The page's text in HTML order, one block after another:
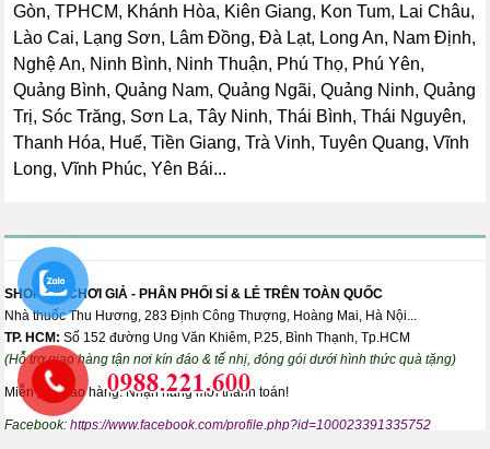
Gòn, TPHCM, Khánh Hòa, Kiên Giang, Kon Tum, Lai Châu,
Lào Cai, Lạng Sơn, Lâm Đồng, Đà Lạt, Long An, Nam Định,
Nghệ An, Ninh Bình, Ninh Thuận, Phú Thọ, Phú Yên,
Quảng Bình, Quảng Nam, Quảng Ngãi, Quảng Ninh, Quảng
Trị, Sóc Trăng, Sơn La, Tây Ninh, Thái Bình, Thái Nguyên,
Thanh Hóa, Huế, Tiền Giang, Trà Vinh, Tuyên Quang, Vĩnh
Long, Vĩnh Phúc, Yên Bái...
SHOP ĐỒ CHƠI GIẢ - PHÂN PHỐI SỈ & LẺ TRÊN TOÀN QUỐC
Nhà thuốc Thu Hương, 283 Định Công Thượng, Hoàng Mai, Hà Nội...
TP. HCM: Số 152 đường Ung Văn Khiêm, P.25, Bình Thạnh, Tp.HCM
(Hỗ trợ giao hàng tận nơi kín đáo & tế nhị, đóng gói dưới hình thức quà tặng)
Miễn phí giao hàng. Nhận hàng mới thanh toán!
Facebook:https://www.facebook.com/profile.php?id=100023391335752